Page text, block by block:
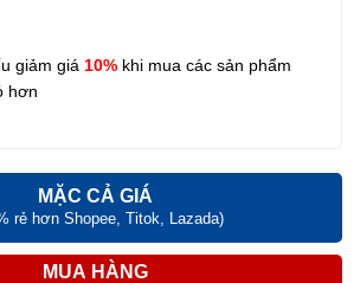
giảm giá 10% khi mua các sản phẩm
hơn
MẶC CẢ GIÁ
rẻ hơn Shopee, Titok, Lazada)
MUA HÀNG